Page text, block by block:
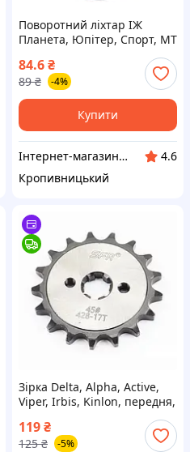
Поворотний ліхтар ІЖ
Планета, Юпітер, Спорт, МТ
Мінськ, Восход, у зборі
ВСМ8
84.6₴
89 ₴ -4%
Купити
Інтернет-магазин "Запчастинки"
4.6
Кропивницький
Зірка Delta, Alpha, Active,
Viper, Irbis, Kinlon, передня,
гартована ОЕМ JH - 428H-
17T (Завод) ВС8
119₴
125 ₴ -5%